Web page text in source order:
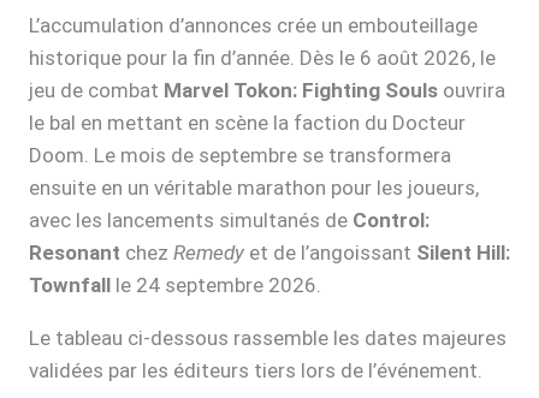
L’accumulation d’annonces crée un embouteillage
historique pour la fin d’année. Dès le 6 août 2026, le
jeu de combat Marvel Tokon: Fighting Souls ouvrira
le bal en mettant en scène la faction du Docteur
Doom. Le mois de septembre se transformera
ensuite en un véritable marathon pour les joueurs,
avec les lancements simultanés de Control:
Resonant chezRemedy et de l’angoissant Silent Hill:
Townfall le 24 septembre 2026.
Le tableau ci-dessous rassemble les dates majeures
validées par les éditeurs tiers lors de l’événement.